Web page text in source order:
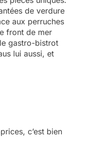
de verdure
aux perruches
front de mer
gastro-bistrot
lui aussi, et
c’est bien